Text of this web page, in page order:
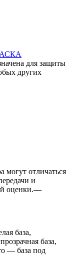
для защиты
других
могут отличаться
и
оценки.—
база,
база,
— база под